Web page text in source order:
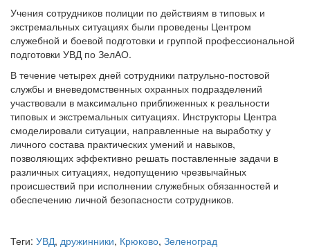
Учения сотрудников полиции по действиям в типовых и
экстремальных ситуациях были проведены Центром
служебной и боевой подготовки и группой профессиональной
подготовки УВД по ЗелАО.
В течение четырех дней сотрудники патрульно-постовой
службы и вневедомственных охранных подразделений
участвовали в максимально приближенных к реальности
типовых и экстремальных ситуациях. Инструкторы Центра
смоделировали ситуации, направленные на выработку у
личного состава практических умений и навыков,
позволяющих эффективно решать поставленные задачи в
различных ситуациях, недопущению чрезвычайных
происшествий при исполнении служебных обязанностей и
обеспечению личной безопасности сотрудников.
Теги: УВД, дружинники, Крюково, Зеленоград